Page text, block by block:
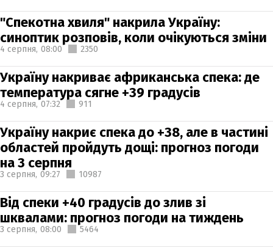
"Спекотна хвиля" накрила Україну:
синоптик розповів, коли очікуються зміни
4 серпня, 08:00 2350
Україну накриває африканська спека: де
температура сягне +39 градусів
4 серпня, 07:32 911
Україну накриє спека до +38, але в частині
областей пройдуть дощі: прогноз погоди
на 3 серпня
3 серпня, 09:27 10987
Від спеки +40 градусів до злив зі
шквалами: прогноз погоди на тиждень
3 серпня, 08:00 5464